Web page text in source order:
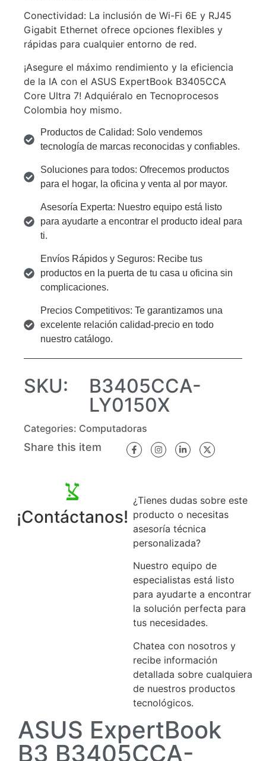
¡Contáctanos!
¿Tienes dudas sobre este
producto o necesitas
asesoría técnica
personalizada?
Nuestro equipo de
especialistas está listo
para ayudarte a encontrar
la solución perfecta para
tus necesidades.
Chatea con nosotros y
recibe información
detallada sobre cualquiera
de nuestros productos
tecnológicos.
ASUS ExpertBook
B3 B3405CCA-
Conectividad: La inclusión de Wi-Fi 6E y RJ45
Gigabit Ethernet ofrece opciones flexibles y
rápidas para cualquier entorno de red.
¡Asegure el máximo rendimiento y la eficiencia
de la IA con el ASUS ExpertBook B3405CCA
Core Ultra 7! Adquiéralo en Tecnoprocesos
Colombia hoy mismo.
Productos de Calidad: Solo vendemos
tecnología de marcas reconocidas y confiables.
Soluciones para todos: Ofrecemos productos
para el hogar, la oficina y venta al por mayor.
Asesoría Experta: Nuestro equipo está listo
para ayudarte a encontrar el producto ideal para
ti.
Envíos Rápidos y Seguros: Recibe tus
productos en la puerta de tu casa u oficina sin
complicaciones.
Precios Competitivos: Te garantizamos una
excelente relación calidad-precio en todo
nuestro catálogo.
SKU:
B3405CCA-
LY0150X
Categories: Computadoras
Share this item